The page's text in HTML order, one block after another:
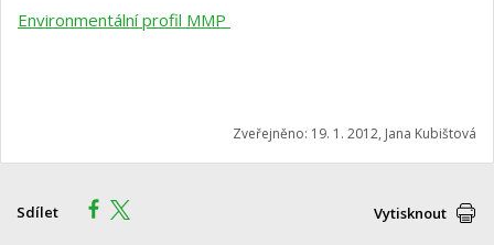
Environmentální profil MMP
Zveřejněno: 19. 1. 2012, Jana Kubištová
Sdílet Vytisknout